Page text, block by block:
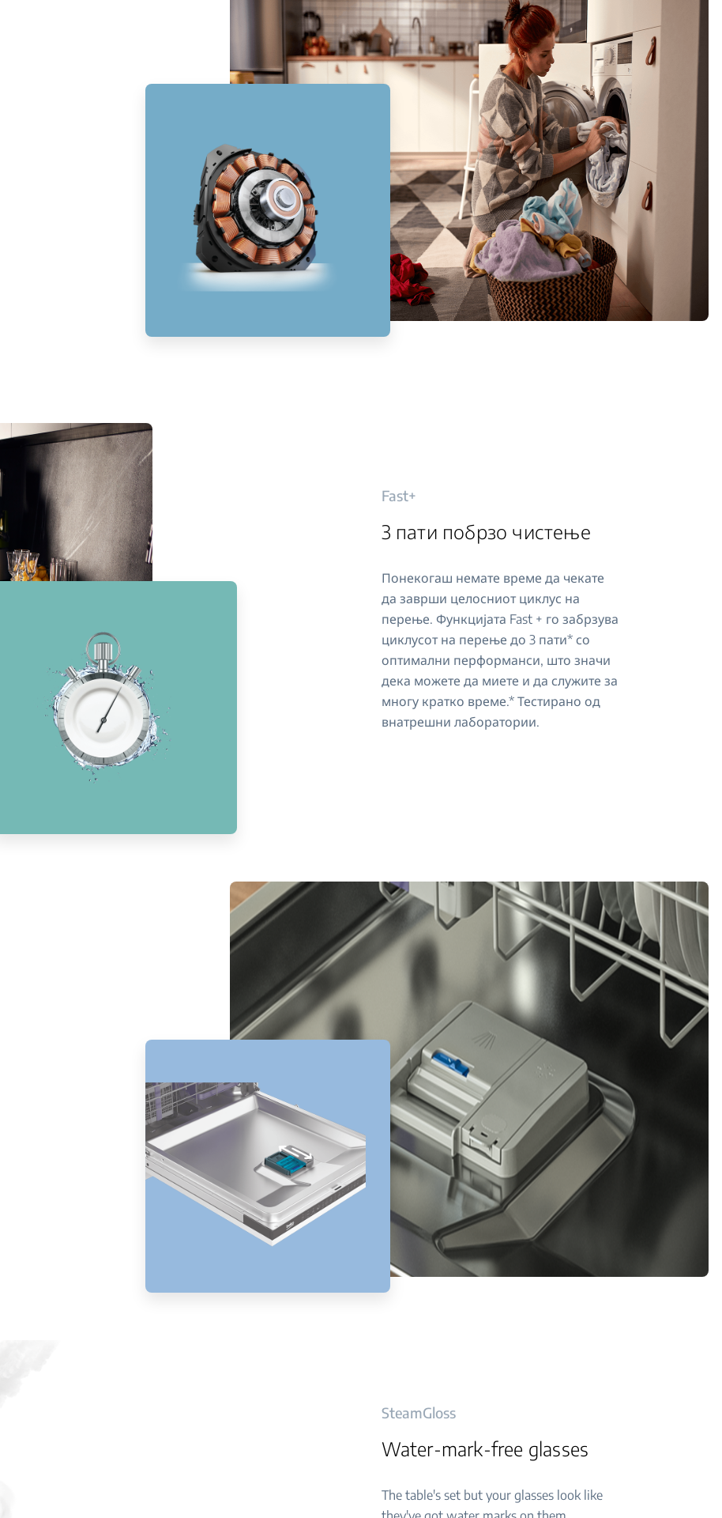
Fast+
3 пати побрзо чистење
Понекогаш немате време да чекате
да заврши целосниот циклус на
перење. Функцијата Fast + го забрзува
циклусот на перење до 3 пати* со
оптимални перформанси, што значи
дека можете да миете и да служите за
многу кратко време.* Тестирано од
внатрешни лаборатории.
SteamGloss
Water-mark-free glasses
The table's set but your glasses look like